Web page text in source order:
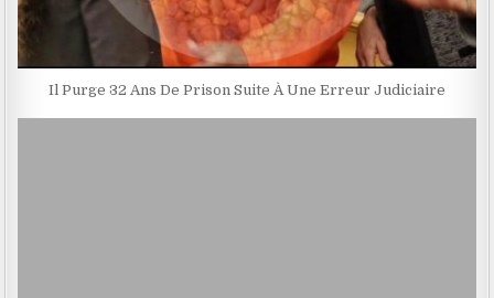
Il Purge 32 Ans De Prison Suite À Une Erreur Judiciaire